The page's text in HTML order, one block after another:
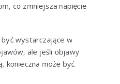
co zmniejsza napięcie
wystarczające w
ale jeśli objawy
konieczna może być